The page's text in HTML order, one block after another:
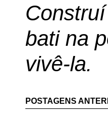
bati na
vivê-la.
POSTAGENS